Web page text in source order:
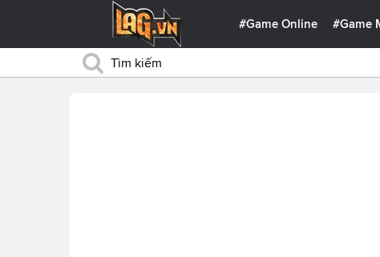
#Game Online #Game